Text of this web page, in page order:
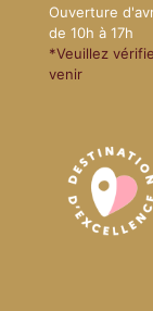
Ouverture
de 10h à 17h
*Veuillez
venir